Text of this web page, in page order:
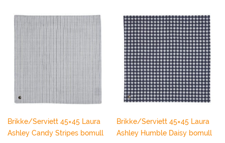
Brikke/Serviett 45×45 Laura
Ashley Candy Stripes bomull
Brikke/Serviett 45×45 Laura
Ashley Humble Daisy bomull